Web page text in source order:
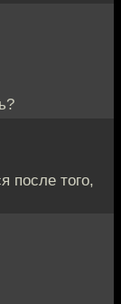
после того,